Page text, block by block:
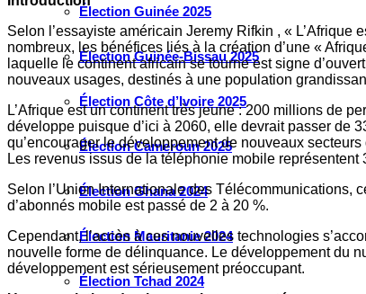
Élection Guinée 2025
Élection Guinée-Bissau 2025
Élection Côte d’Ivoire 2025
Élection Cameroun 2025
Élection Ghana 2024
Élection Mauritanie 2024
Élection Tchad 2024
Selon l’essayiste américain Jeremy Rifkin , «
nombreux, les bénéfices liés à la création d’une «
laquelle le continent africain se tourne est signe
nouveaux usages, destinés à une population
L’Afrique est un continent très jeune : 200 millions de
développe puisque d’ici à 2060, elle devrait passer de
qu’encourager le développement de nouveaux
Les revenus issus de la téléphonie mobile
Selon l’Union Internationale des Télécommunications,
d’abonnés mobile est passé de 2 à 20 %.
Cependant, l’accès à ces nouvelles technologies
nouvelle forme de délinquance. Le développement du
développement est sérieusement préoccupant.